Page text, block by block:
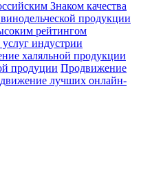
Знаком качества
продукции
рейтингом
индустрии
халяльной продукции
продуции Продвижение
лучших онлайн-